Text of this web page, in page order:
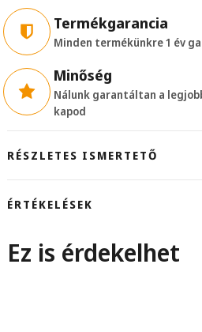
Termékgarancia
Minden termékünkre 1 év
Minőség
Nálunk garantáltan a
kapod
RÉSZLETES ISMERTETŐ
ÉRTÉKELÉSEK
Ez is érdekelhet